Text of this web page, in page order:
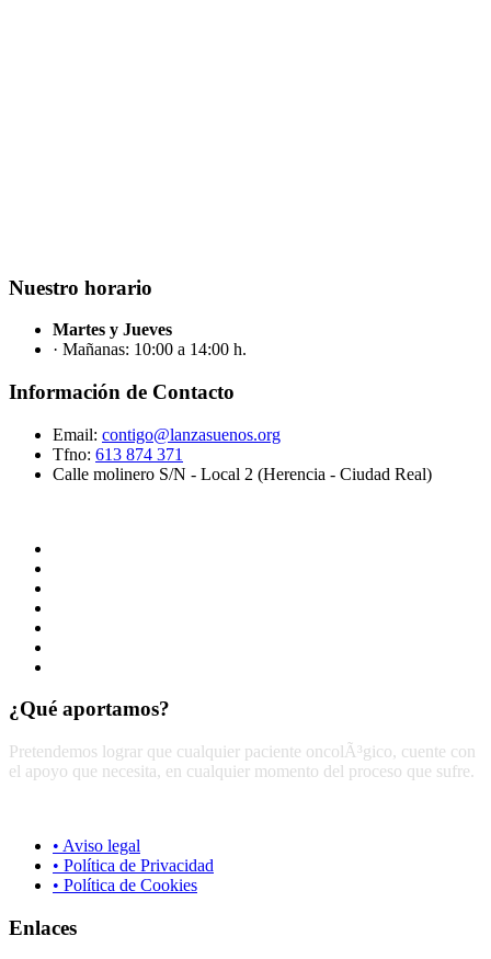
Nuestro horario
Martes y Jueves
· Mañanas: 10:00 a 14:00 h.
Información de Contacto
Email: contigo@lanzasuenos.org
Tfno: 613 874 371
Calle molinero S/N - Local 2 (Herencia - Ciudad Real)
¿Qué aportamos?
Pretendemos lograr que cualquier paciente oncolÃ³gico, cuente con
el apoyo que necesita, en cualquier momento del proceso que sufre.
• Aviso legal
• Política de Privacidad
• Política de Cookies
Enlaces